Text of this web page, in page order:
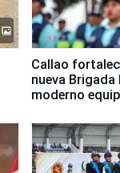
Callao
nueva
moderno